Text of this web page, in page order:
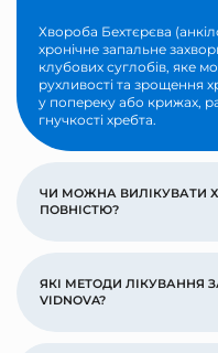
Хвороба Бехтєрєва
хронічне запальне
клубових суглобів, яке
рухливості та зрощення
у попереку або крижах,
гнучкості хребта.
ЧИ МОЖНА ВИЛІКУВАТИ
ПОВНІСТЮ?
ЯКІ МЕТОДИ ЛІКУВАННЯ
VIDNOVA?